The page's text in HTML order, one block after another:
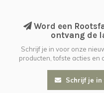
Word een
ontvang de
Schrijf je in voor onze
producten, tofste acties en
Schrijf je